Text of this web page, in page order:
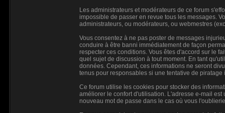
Les administrateurs et modérateurs de ce forum
impossible de passer en revue tous les messages.
administrateurs, ou modérateurs, ou webmestres
Vous consentez à ne pas poster de messages
conduire à être banni immédiatement de façon
respecter ces conditions. Vous êtes d'accord sur le
quel sujet de discussion à tout moment. En tant
données. Cependant, ces informations ne seront
tenus pour responsables si une tentative de
Ce forum utilise les cookies pour stocker des
améliorer le confort d'utilisation. L'adresse e-mail
nouveau mot de passe dans le cas où vous